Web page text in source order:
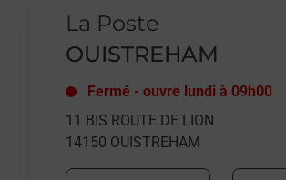
La Poste
OUISTREHAM
Fermé - ouvre lundi à 09h00
11 BIS ROUTE DE LION
14150 OUISTREHAM